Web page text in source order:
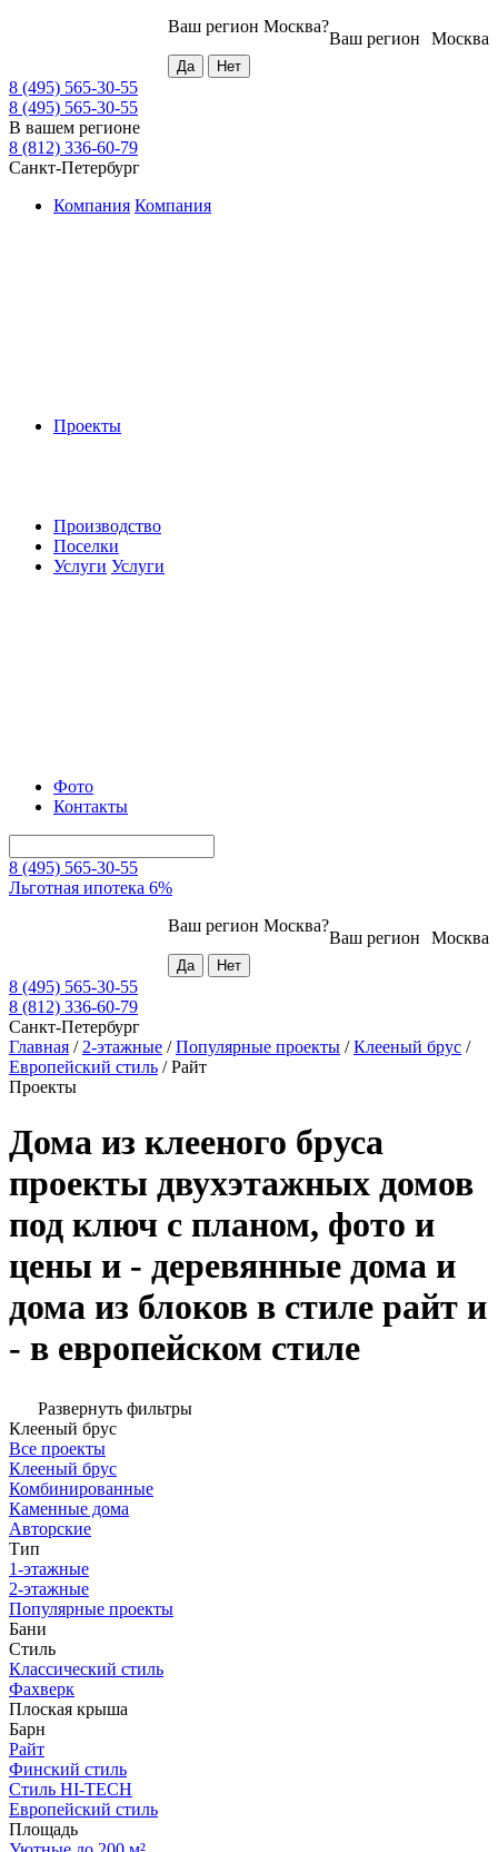
Москва
Ваш регион
Ваш регион Москва?
8 (495) 565-30-55
8 (495) 565-30-55
В вашем регионе
8 (812) 336-60-79
Санкт-Петербург
Компания Компания
Проекты
Производство
Поселки
Услуги Услуги
Фото
Контакты
8 (495) 565-30-55
Льготная ипотека 6%
Москва
Ваш регион
Ваш регион Москва?
8 (495) 565-30-55
8 (812) 336-60-79
Санкт-Петербург
Главная / 2-этажные /Популярные проекты /Клееный брус /
Европейский стиль /Райт
Проекты
Дома из клееного бруса
проекты двухэтажных домов
под ключ с планом, фото и
цены и - деревянные дома и
дома из блоков в стиле райт и
- в европейском стиле
Развернуть фильтры
Клееный брус
Все проекты
Клееный брус
Комбинированные
Каменные дома
Авторские
Тип
1-этажные
2-этажные
Популярные проекты
Бани
Стиль
Классический стиль
Фахверк
Плоская крыша
Барн
Райт
Финский стиль
Стиль HI-TECH
Европейский стиль
Площадь